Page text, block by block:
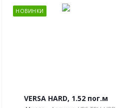
НОВИНКИ
VERSA HARD, 1.52 пог.м